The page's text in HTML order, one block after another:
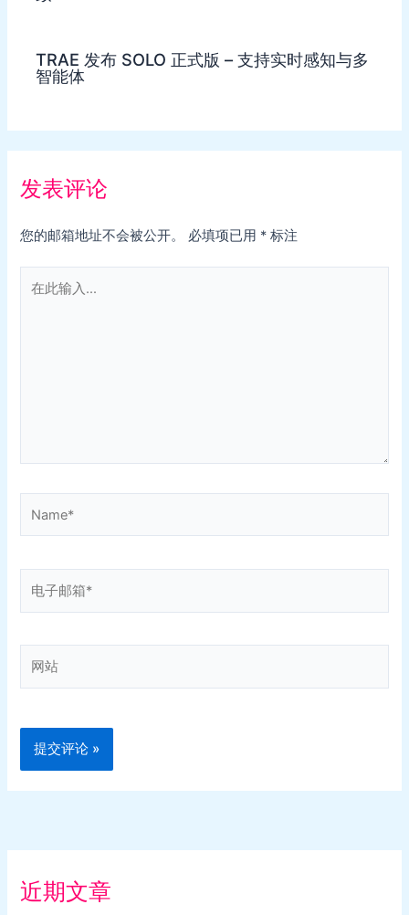
TRAE 发布 SOLO 正式版 – 支持实时感知与多
智能体
发表评论
您的邮箱地址不会被公开。 必填项已用 * 标注
箱
站
近期文章